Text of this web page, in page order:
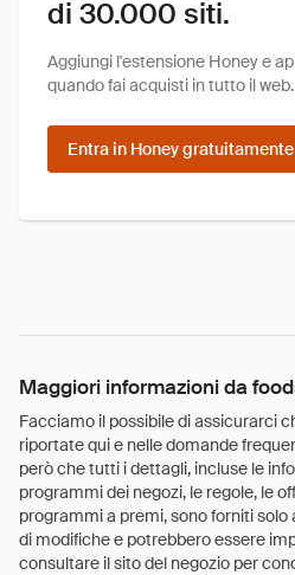
di 30.000 siti.
Aggiungi l'estensione Honey e
quando fai acquisti in tutto il web.
Entra in Honey gratuitamente
Maggiori informazioni da
Facciamo il possibile di assicurarci
riportate qui e nelle domande
però che tutti i dettagli, incluse le
programmi dei negozi, le regole, le
programmi a premi, sono forniti
di modifiche e potrebbero essere
consultare il sito del negozio per